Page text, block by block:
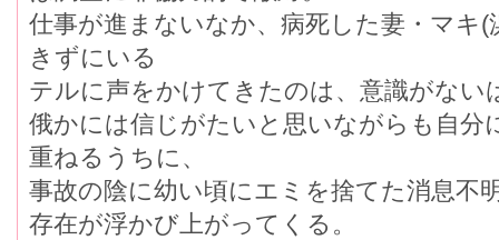
仕事が進まないなか、病死した妻・マキ
きずにいる
テルに声をかけてきたのは、意識がない
俄かには信じがたいと思いながらも自分
重ねるうちに、
事故の陰に幼い頃にエミを捨てた消息不
存在が浮かび上がってくる。